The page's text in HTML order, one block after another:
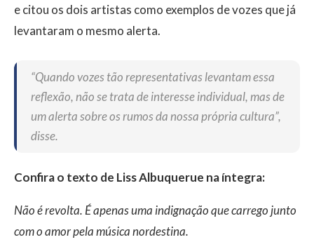
e citou os dois artistas como exemplos de vozes que já
levantaram o mesmo alerta.
“Quando vozes tão representativas levantam essa
reflexão, não se trata de interesse individual, mas de
um alerta sobre os rumos da nossa própria cultura”,
disse.
Confira o texto de Liss Albuquerue na íntegra:
Não é revolta. É apenas uma indignação que carrego junto
com o amor pela música nordestina.